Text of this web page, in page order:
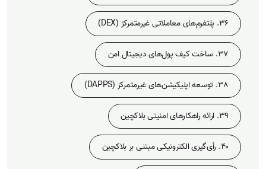
36. پلتفرم‌های معاملاتی غیرمتمرکز (DEX)
37. ساخت کیف پول‌های دیجیتال امن
38. توسعه اپلیکیشن‌های غیرمتمرکز (DAPPS)
39. ارائه راهکارهای امنیتی بلاکچین
40. رأی‌گیری الکترونیکی مبتنی بر بلاکچین